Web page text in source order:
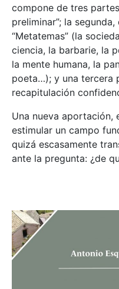
compone de tres
preliminar”; la
“Metatemas” (la
ciencia, la barbarie, la
la mente humana, la
poeta…); y una tercera
recapitulación
Una nueva aportación,
estimular un campo
quizá escasamente
ante la pregunta: ¿de